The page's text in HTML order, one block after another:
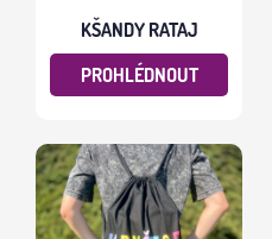
KŠANDY RATAJ
PROHLÉDNOUT